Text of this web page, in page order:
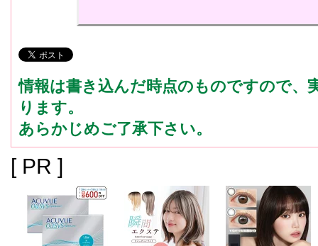
情報は書き込んだ時点のものですので、
ります。
あらかじめご了承下さい。
[ PR ]